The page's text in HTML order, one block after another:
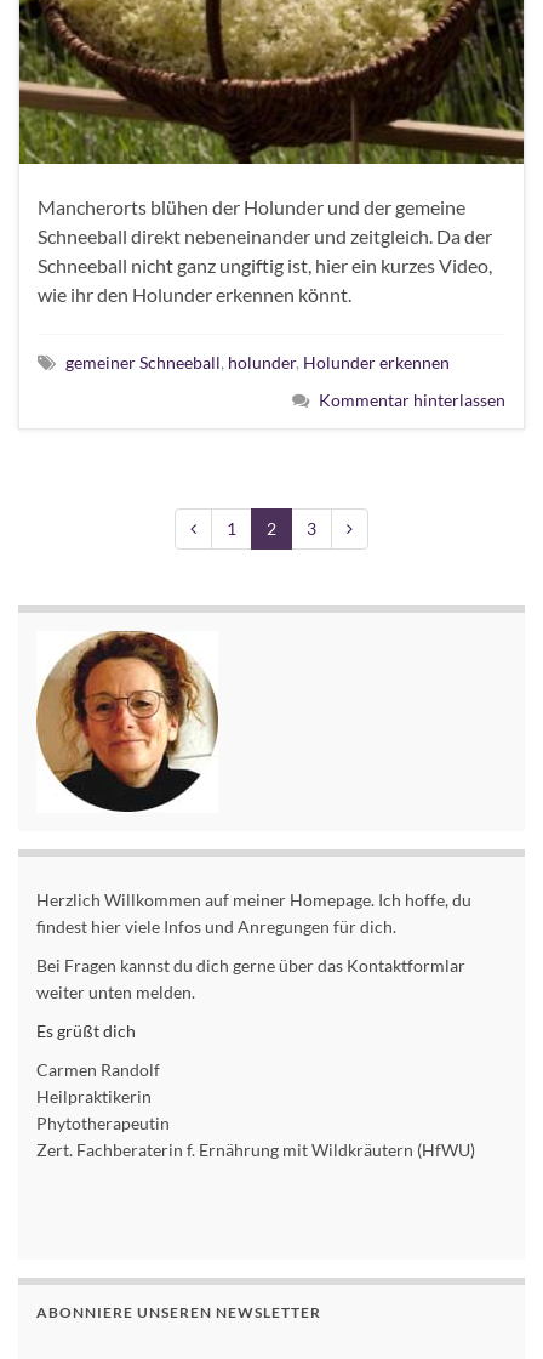
Mancherorts blühen der Holunder und der gemeine
Schneeball direkt nebeneinander und zeitgleich. Da der
Schneeball nicht ganz ungiftig ist, hier ein kurzes Video,
wie ihr den Holunder erkennen könnt.
gemeiner Schneeball, holunder, Holunder erkennen
Kommentar hinterlassen
1 2 3
Herzlich Willkommen auf meiner Homepage. Ich hoffe, du
findest hier viele Infos und Anregungen für dich.
Bei Fragen kannst du dich gerne über das Kontaktformlar
weiter unten melden.
Es grüßt dich
Carmen Randolf
Heilpraktikerin
Phytotherapeutin
Zert. Fachberaterin f. Ernährung mit Wildkräutern (HfWU)
ABONNIERE UNSEREN NEWSLETTER